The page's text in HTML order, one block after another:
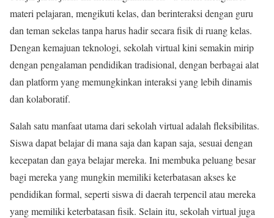
materi pelajaran, mengikuti kelas, dan berinteraksi dengan guru
dan teman sekelas tanpa harus hadir secara fisik di ruang kelas.
Dengan kemajuan teknologi, sekolah virtual kini semakin mirip
dengan pengalaman pendidikan tradisional, dengan berbagai alat
dan platform yang memungkinkan interaksi yang lebih dinamis
dan kolaboratif.
Salah satu manfaat utama dari sekolah virtual adalah fleksibilitas.
Siswa dapat belajar di mana saja dan kapan saja, sesuai dengan
kecepatan dan gaya belajar mereka. Ini membuka peluang besar
bagi mereka yang mungkin memiliki keterbatasan akses ke
pendidikan formal, seperti siswa di daerah terpencil atau mereka
yang memiliki keterbatasan fisik. Selain itu, sekolah virtual juga